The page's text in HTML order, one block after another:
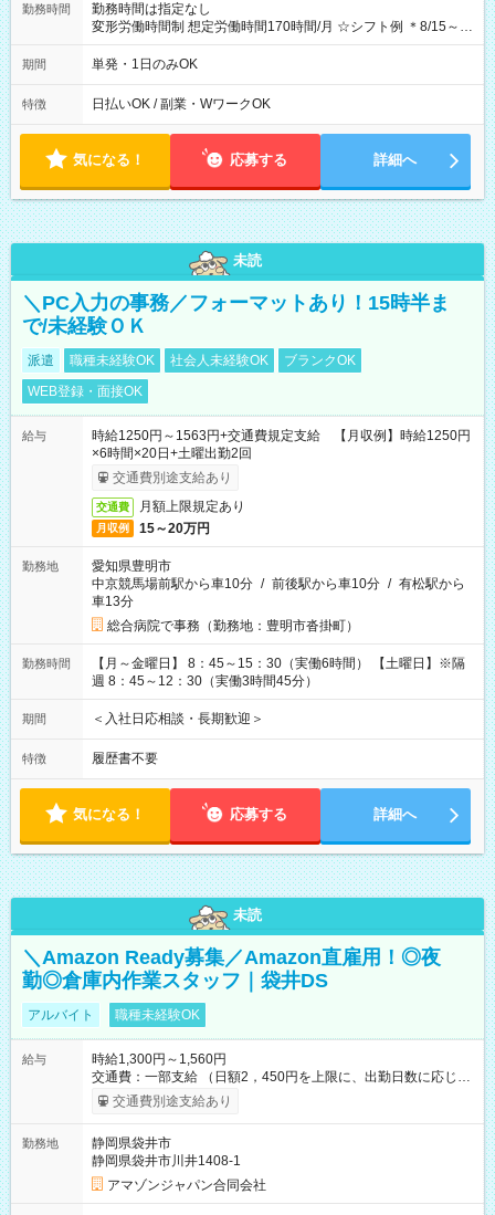
勤務時間
勤務時間は指定なし
変形労働時間制 想定労働時間170時間/月 ☆シフト例 ＊8/15～
10/26 全日共通 08：00～12：00 17：00～21：00 ＊8/31
～9/19のみ下記シフトもあります！ 12：00～16：00 ＊9/6～
00
期間 単発・1日のみOK
特徴 日払いOK / 副業・WワークOK
気になる！ 応募する 詳細へ
未読
＼PC入力の事務／フォーマットあり！15時半ま
で/未経験ＯＫ
派遣 職種未経験OK 社会人未経験OK
ブランクOK
WEB登録・面接OK
給与
時給1250円～1563円+交通費規定支給 【月収例】時給1250円
×6時間×20日+土曜出勤2回
交通費別途支給あり
交通費 月額上限規定あり
月収例 15～20万円
勤務地
愛知県豊明市
中京競馬場前駅から車10分 / 前後駅から車10分 / 有松駅から
車13分
総合病院で事務（勤務地：豊明市沓掛町）
勤務時間
【月～金曜日】 8：45～15：30（実働6時間） 【土曜日】※隔
週 8：45～12：30（実働3時間45分）
期間 ＜入社日応相談・長期歓迎＞
特徴 履歴書不要
気になる！ 応募する 詳細へ
未読
＼Amazon Ready募集／Amazon直雇用！◎夜
勤◎倉庫内作業スタッフ｜袋井DS
アルバイト 職種未経験OK
給与
時給1,300円～1,560円
交通費：一部支給 （日額2，450円を上限に、出勤日数に応じて
実費支給） ※22:00～翌5:00までは時給25%UP！ ■給与前払い
制度あり ※前払い額の上限あり、手数料無料（Amazon負担）
交通費別途支給あり
勤務地
静岡県袋井市
静岡県袋井市川井1408-1
アマゾンジャパン合同会社